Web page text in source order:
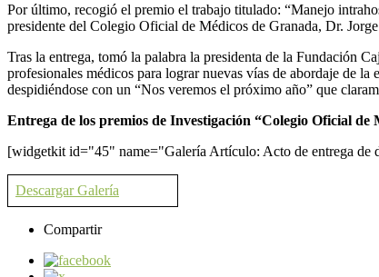
Por último, recogió el premio el trabajo titulado: “Manejo
presidente del Colegio Oficial de Médicos de Granada, Dr.
Tras la entrega, tomó la palabra la presidenta de la Fundación
profesionales médicos para lograr nuevas vías de abordaje de
despidiéndose con un “Nos veremos el próximo año” que
Entrega de los premios de Investigación “Colegio Oficial de
[widgetkit id="45" name="Galería Artículo: Acto de entrega de
Descargar Galería
Compartir